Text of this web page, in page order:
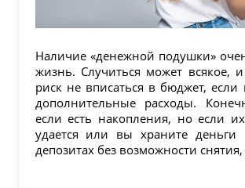
Наличие «денежной подушки»
жизнь. Случиться может всякое, и
риск не вписаться в бюджет, если
дополнительные расходы.
если есть накопления, но если
удается или вы храните деньги
депозитах без возможности снятия,